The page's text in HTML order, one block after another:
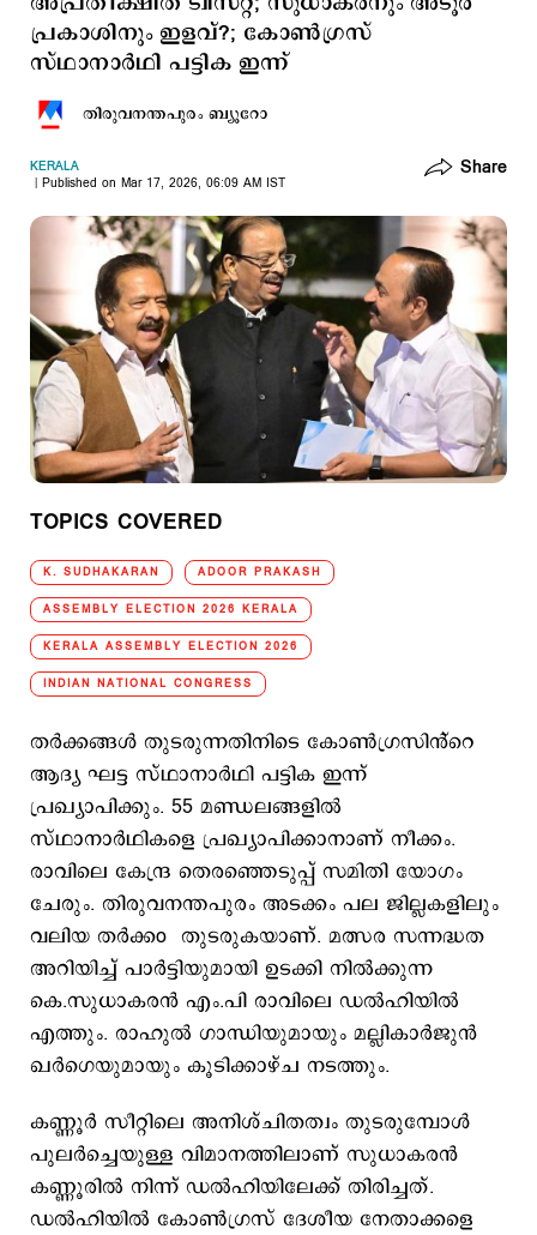
പ്രകാശിനും ഇളവ്?; കോണ്‍ഗ്രസ്
സ്ഥാനാര്‍ഥി പട്ടിക ഇന്ന്
തിരുവനന്തപുരം ബ്യൂറോ
KERALA
Published on Mar 17, 2026, 06:09 AM IST
Share
TOPICS COVERED
K. SUDHAKARAN ADOOR PRAKASH
ASSEMBLY ELECTION 2026 KERALA
KERALA ASSEMBLY ELECTION 2026
INDIAN NATIONAL CONGRESS
തർക്കങ്ങൾ തുടരുന്നതിനിടെ കോൺഗ്രസിൻ്റെ
ആദ്യ ഘട്ട സ്ഥാനാർഥി പട്ടിക ഇന്ന്
പ്രഖ്യാപിക്കും. 55 മണ്ഡലങ്ങളിൽ
സ്ഥാനാർഥികളെ പ്രഖ്യാപിക്കാനാണ് നീക്കം.
രാവിലെ കേന്ദ്ര തെരഞ്ഞെടുപ്പ് സമിതി യോഗം
ചേരും. തിരുവനന്തപുരം അടക്കം പല ജില്ലകളിലും
വലിയ തർക്കo തുടരുകയാണ്. മത്സര സന്നദ്ധത
അറിയിച്ച് പാർട്ടിയുമായി ഉടക്കി നിൽക്കുന്ന
കെ.സുധാകരൻ എം.പി രാവിലെ ഡൽഹിയിൽ
എത്തും. രാഹുൽ ഗാന്ധിയുമായും മല്ലികാർജുൻ
ഖർഗെയുമായും കൂടിക്കാഴ്ച നടത്തും.
കണ്ണൂർ സീറ്റിലെ അനിശ്ചിതത്വം തുടരുമ്പോൾ
പുലർച്ചെയുള്ള വിമാനത്തിലാണ് സുധാകരൻ
കണ്ണൂരിൽ നിന്ന് ഡൽഹിയിലേക്ക് തിരിച്ചത്.
ഡൽഹിയിൽ കോൺഗ്രസ് ദേശീയ നേതാക്കളെ